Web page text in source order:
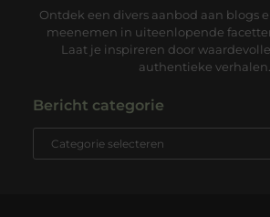
Ontdek een divers aanbod aan blogs
meenemen in uiteenlopende
Laat je inspireren door
authentieke verhalen.
Bericht categorie